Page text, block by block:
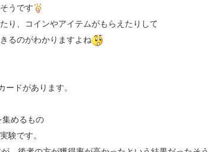
うです
り、コインやアイテムがもらえたりして
るのがわかりますよね
ドがあります。
めるもの
験です。